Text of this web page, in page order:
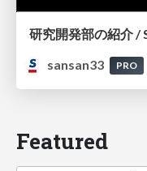
研究開発部の紹介 /
sansan33
PRO
Featured